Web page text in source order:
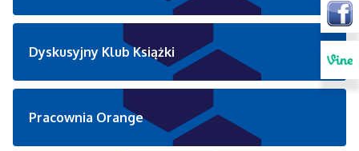
Dyskusyjny Klub Książki
Pracownia Orange